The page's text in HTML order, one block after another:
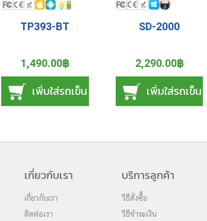
TP393-BT
1,490.00฿
เพิ่มใส่รถเข็น
SD-2000
2,290.00฿
เพิ่มใส่รถเข็น
เกี่ยวกับเรา
เกี่ยวกับเรา
ติดต่อเรา
บริการลูกค้า
วิธีสั่งซื้อ
วิธีชำระเงิน